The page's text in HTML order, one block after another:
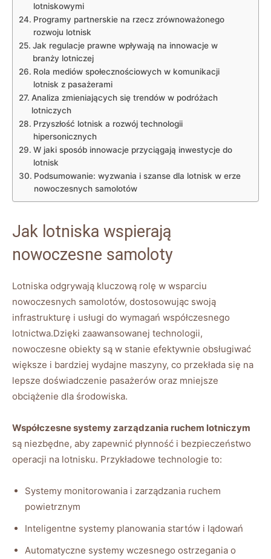
lotniskowymi
Programy partnerskie na rzecz zrównoważonego
rozwoju lotnisk
Jak regulacje prawne wpływają na innowacje w
branży lotniczej
Rola mediów społecznościowych w komunikacji
lotnisk z pasażerami
Analiza zmieniających się trendów w podróżach
lotniczych
Przyszłość lotnisk a rozwój technologii
hipersonicznych
W jaki sposób innowacje przyciągają inwestycje do
lotnisk
Podsumowanie: wyzwania i szanse dla lotnisk w erze
nowoczesnych samolotów
Jak lotniska wspierają
nowoczesne samoloty
Lotniska odgrywają kluczową rolę w wsparciu
nowoczesnych samolotów, dostosowując swoją
infrastrukturę i usługi do wymagań współczesnego
lotnictwa.Dzięki zaawansowanej technologii,
nowoczesne obiekty są w stanie efektywnie obsługiwać
większe i bardziej wydajne maszyny, co przekłada się na
lepsze doświadczenie pasażerów oraz mniejsze
obciążenie dla środowiska.
Współczesne systemy zarządzania ruchem lotniczym
są niezbędne, aby zapewnić płynność i bezpieczeństwo
operacji na lotnisku. Przykładowe technologie to:
Systemy monitorowania i zarządzania ruchem
powietrznym
Inteligentne systemy planowania startów i lądowań
Automatyczne systemy wczesnego ostrzegania o